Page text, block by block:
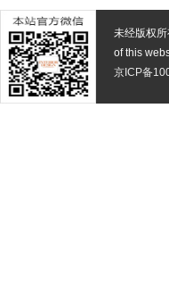
未经版权
of this
京ICP备